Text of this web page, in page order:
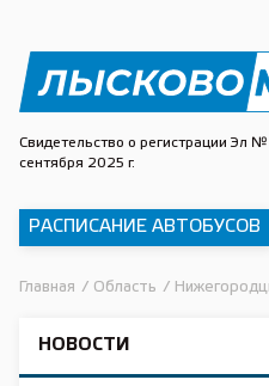
Свидетельство о регистрации Эл
сентября 2025 г.
РАСПИСАНИЕ АВТОБУСОВ
Главная / Область /
НОВОСТИ